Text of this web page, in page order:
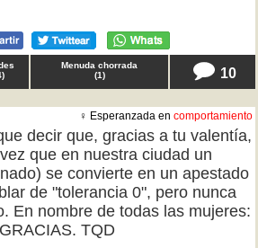
)
Menuda chorrada
(1) 10
♀ Esperanzada en comportamiento
decir que, gracias a tu valentía,
que en nuestra ciudad un
se convierte en un apestado
de "tolerancia 0", pero nunca
En nombre de todas las mujeres:
GRACIAS. TQD